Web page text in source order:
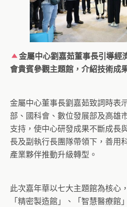
金屬中心劉嘉茹董事長引導經
會貴賓參觀主題館，介紹技術成
金屬中心董事長劉嘉茹致詞時表
部、國科會、數位發展部及高雄
支持，使中心研發成果不斷成長
長及副執行長團隊帶領下，善用
產業夥伴推動升級轉型。
此次嘉年華以七大主題館為核心
「精密製造館」、「智慧醫療館